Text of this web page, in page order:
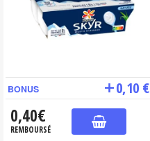
BONUS 0,10 €
0,40€
REMBOURSÉ